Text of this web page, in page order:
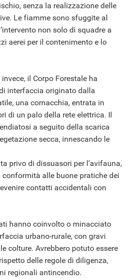
senza la realizzazione delle
Le fiamme sono sfuggite al
non solo di squadre a
aerei per il contenimento e lo
invece, il Corpo Forestale ha
interfaccia originato dalla
una cornacchia, entrata in
di un palo della rete elettrica. Il
a seguito della scarica
secca, innescando le
privo di dissuasori per l’avifauna,
alle buone pratiche dei
contatti accidentali con
hanno coinvolto o minacciato
urbano-rurale, con gravi
colture. Avrebbero potuto essere
delle regole di diligenza,
regionali antincendio.